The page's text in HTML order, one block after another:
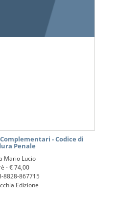
- Codice di
Penale
Mario Lucio
-€ 74,00
8828-867715
Edizione